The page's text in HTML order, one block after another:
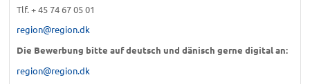
Tlf. + 45 74 67 05 01
region@region.dk
Die Bewerbung bitte auf deutsch und dänisch gerne digital an:
region@region.dk